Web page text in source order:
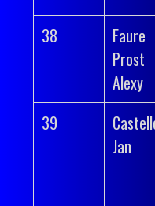
38
Faure
Prost
Alexy
39
Jan